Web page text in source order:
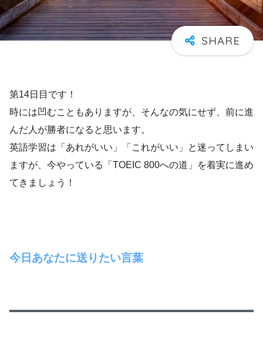
第14日目です！
時には凹むこともありますが、そんなの気にせず、前に進
んだ人が勝者になると思います。
英語学習は「あれがいい」「これがいい」と迷ってしまい
ますが、今やっている「TOEIC 800への道」を着実に進め
てきましょう！
今日あなたに送りたい言葉